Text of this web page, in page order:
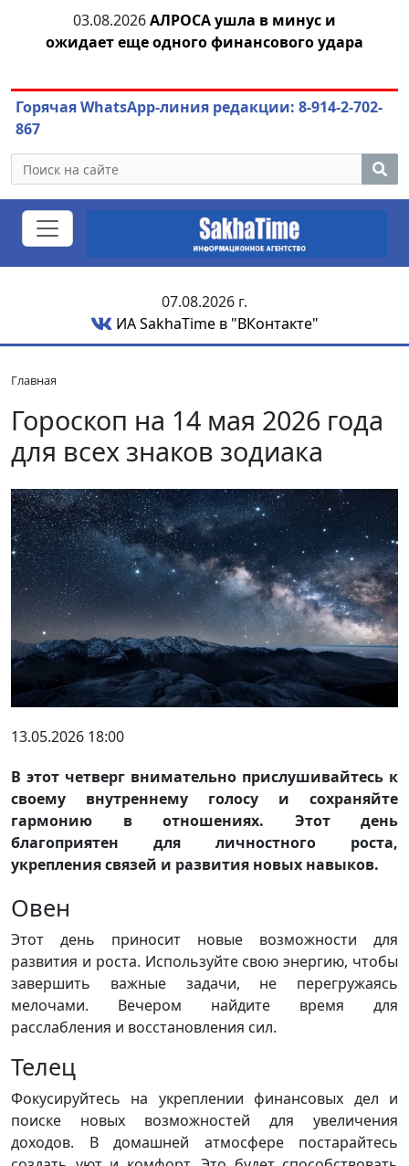
03.08.2026АЛРОСА ушла в минус и
ожидает еще одного финансового удара
Горячая WhatsApp-линия редакции: 8-914-2-702-
867
07.08.2026 г.
ИА SakhaTime в "ВКонтакте"
Главная
Гороскоп на 14 мая 2026 года
для всех знаков зодиака
13.05.2026 18:00
В этот четверг внимательно прислушивайтесь к
своему внутреннему голосу и сохраняйте
гармонию в отношениях. Этот день
благоприятен для личностного роста,
укрепления связей и развития новых навыков.
Овен
Этот день приносит новые возможности для
развития и роста. Используйте свою энергию, чтобы
завершить важные задачи, не перегружаясь
мелочами. Вечером найдите время для
расслабления и восстановления сил.
Телец
Фокусируйтесь на укреплении финансовых дел и
поиске новых возможностей для увеличения
доходов. В домашней атмосфере постарайтесь